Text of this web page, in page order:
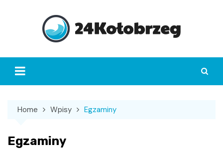
Home Wpisy Egzaminy
Egzaminy